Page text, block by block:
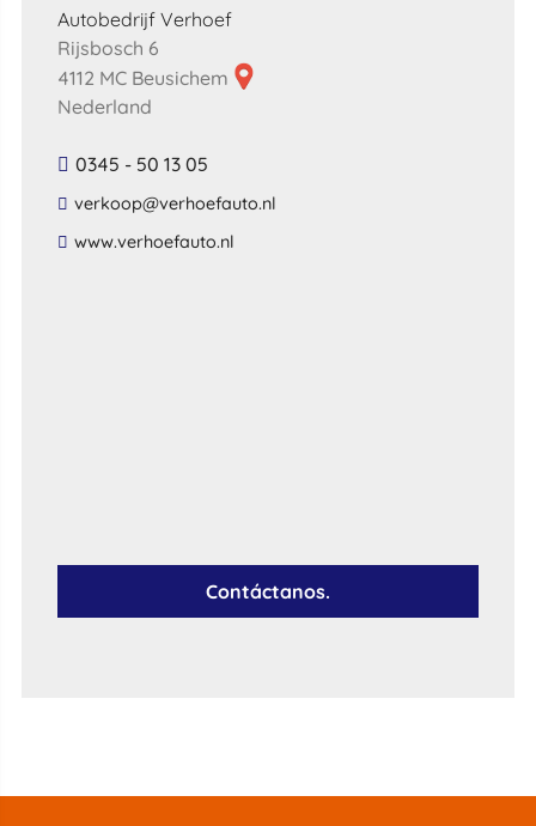
Autobedrijf Verhoef
Rijsbosch 6
4112 MC Beusichem
Nederland
0345 - 50 13 05
​verkoop​@​verhoefauto​.​nl​
​www​.​verhoefauto​.​nl​
Contáctanos.